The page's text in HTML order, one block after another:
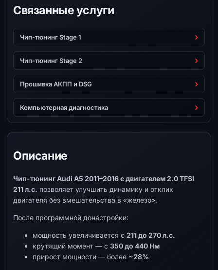
Связанные услуги
Чип-тюнинг Stage 1
Чип-тюнинг Stage 2
Прошивка АКПП и DSG
Компьютерная диагностика
Описание
Чип-тюнинг Audi A5 2011–2016 с двигателем 2.0 TFSI
211 л.с. позволяет улучшить динамику и отклик
двигателя без вмешательства в «железо».
После программной донастройки:
мощность увеличивается с 211 до 270 л.с.
крутящий момент — с 350 до 440 Нм
прирост мощности — более ~28%